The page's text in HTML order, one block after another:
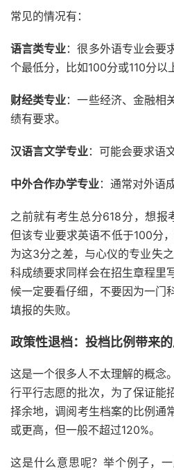
常见的情况有：
语言类专业：很多外语专业会要
个最低分，比如100分或110分以
财经类专业：一些经济、金融相
绩有要求。
汉语言文学专业：可能会要求语
中外合作办学专业：通常对外语
之前就有考生总分618分，想报
但该专业要求英语不低于100分
为这3分之差，与心仪的专业失
科成绩要求同样会在招生章程里
候一定要看仔细，不要因为一门
填报的失败。
政策性退档：投档比例带来
这是一个很多人不太理解的概念
行平行志愿的批次，为了保证能
择余地，调阅考生档案的比例通
或更高，但一般不超过120%。
这是什么意思呢？举个例子，